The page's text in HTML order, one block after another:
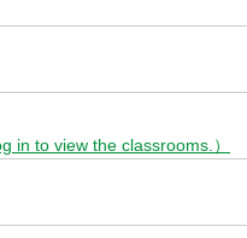
in to view the classrooms.）